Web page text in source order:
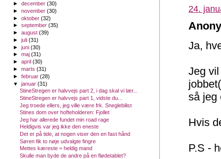
24.
Ja,
Jeg
så jeg
Hvis
P.S -
►december(30)
►november(30)
►oktober(32)
►september(35)
►august(39)
►juli(31)
►juni(30)
►maj(31)
►april(30)
►marts(31)
►februar(28)
▼januar(31)
StineStregen er halvvejs part 2, i dag skal vi lær...
StineStregen er halvvejs part 1, vidste du...
Jeg troede ellers, jeg ville være frk. Sneglebilist
Stines dom over hofteholderen: Fjollet
Jeg har allerede fundet min road rage
Heldigvis var jeg ikke den eneste
Det er på tide, at nogen viser den en fast hånd
Søren fik to nøje udvalgte fingre
Mettes kæreste = heldig mand
Skulle man byde de andre på en flødetablet?